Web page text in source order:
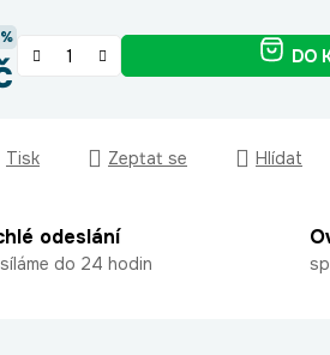
DO
Tisk Zeptat se Hlídat
odeslání
do 24 hodin